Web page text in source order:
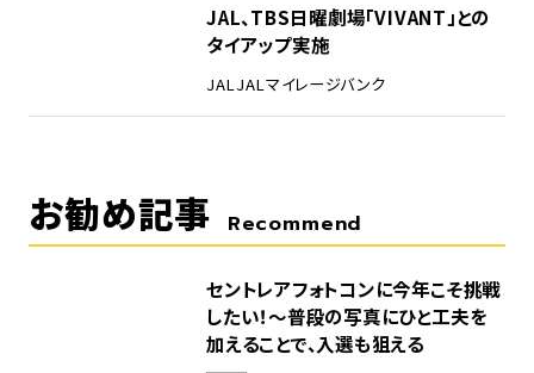
JAL、TBS日曜劇場「VIVANT」との
タイアップ実施
JALJALマイレージバンク
お勧め記事 Recommend
セントレアフォトコンに今年こそ挑戦
したい！～普段の写真にひと工夫を
加えることで、入選も狙える